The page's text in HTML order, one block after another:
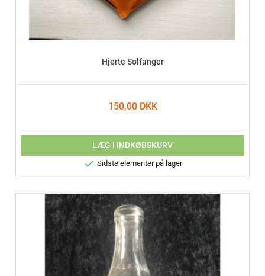
Hjerte Solfanger
150,00 DKK
LÆG I INDKØBSKURV
 Sidste elementer på lager